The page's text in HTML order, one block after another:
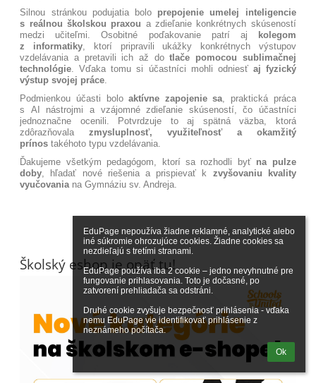
EduPage nepoužíva žiadne reklamné, analytické alebo
iné súkromie ohrozujúce cookies. Žiadne cookies sa
nezdieľajú s tretími stranami.
EduPage používa iba 2 cookie – jedno nevyhnutné pre
fungovanie prihlasovania. Toto je dočasné, po
zatvorení prehliadača sa odstráni.
Druhé cookie zvyšuje bezpečnosť prihlásenia - vďaka
nemu EduPage vie identifikovať prihlásenie z
neznámeho počítača.
Ok
Silnou stránkou podujatia bolo prepojenie umelej inteligencie
s reálnou školskou praxou a zdieľanie konkrétnych skúseností
medzi učiteľmi. Osobitné poďakovanie patrí aj
kolegom
z informatiky , ktorí pripravili ukážky konkrétnych výstupov
vzdelávania a pretavili ich až do tlače pomocou sublimačnej
technológie . Vďaka tomu si účastníci mohli odniesť aj fyzický
výstup svojej práce
Podmienkou účasti bolo aktívne zapojenie sa , praktická práca
s AI nástrojmi a vzájomné zdieľanie skúseností, čo účastníci
jednoznačne ocenili. Potvrdzuje to aj spätná väzba, ktorá
zdôrazňovala
zmysluplnosť, využiteľnosť a okamžitý
prínos takéhoto typu vzdelávania.
Ďakujeme všetkým pedagógom, ktorí sa rozhodli byť na pulze
doby , hľadať nové riešenia a prispievať k
zvyšovaniu kvality
vyučovania na Gymnáziu sv. Andreja.
Školský eshop je opäť tu!